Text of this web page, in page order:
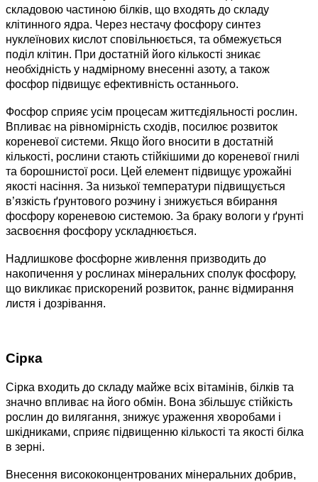
складовою частиною білків, що входять до складу
клітинного ядра. Через нестачу фосфору синтез
нуклеїнових кислот сповільнюється, та обмежується
поділ клітин. При достатній його кількості зникає
необхідність у надмірному внесенні азоту, а також
фосфор підвищує ефективність останнього.
Фосфор сприяє усім процесам життєдіяльності рослин.
Впливає на рівномірність сходів, посилює розвиток
кореневої системи. Якщо його вносити в достатній
кількості, рослини стають стійкішими до кореневої гнилі
та борошнистої роси. Цей елемент підвищує урожайні
якості насіння. За низької температури підвищується
в’язкість ґрунтового розчину і знижується вбирання
фосфору кореневою системою. За браку вологи у ґрунті
засвоєння фосфору ускладнюється.
Надлишкове фосфорне живлення призводить до
накопичення у рослинах мінеральних сполук фосфору,
що викликає прискорений розвиток, раннє відмирання
листя і дозрівання.
Сірка
Сірка входить до складу майже всіх вітамінів, білків та
значно впливає на його обмін. Вона збільшує стійкість
рослин до вилягання, знижує ураження хворобами і
шкідниками, сприяє підвищенню кількості та якості білка
в зерні.
Внесення висококонцентрованих мінеральних добрив,